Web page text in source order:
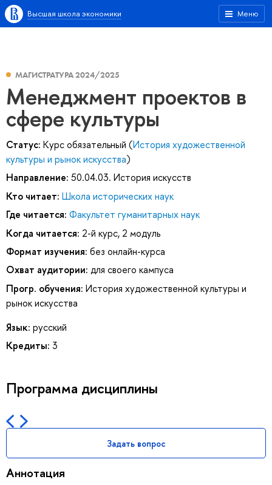
Меню
Высшая школа экономики
МАГИСТРАТУРА 2024/2025
Менеджмент проектов в
сфере культуры
Статус: Курс обязательный (История художественной
культуры и рынок искусства)
Направление: 50.04.03. История искусств
Кто читает: Школа исторических наук
Где читается: Факультет гуманитарных наук
Когда читается: 2-й курс, 2 модуль
Формат изучения: без онлайн-курса
Охват аудитории: для своего кампуса
Прогр. обучения: История художественной культуры и
рынок искусства
Язык: русский
Кредиты: 3
Программа дисциплины
Задать вопрос
Аннотация